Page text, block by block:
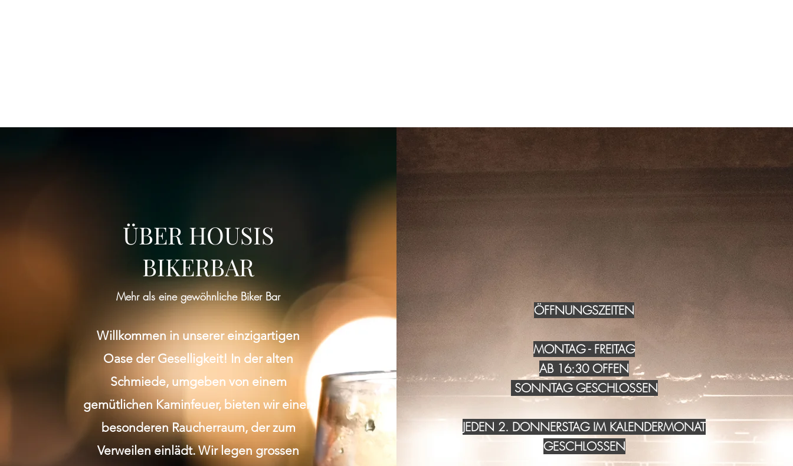
ÜBER HOUSIS
BIKERBAR
Mehr als eine gewöhnliche Biker Bar
Willkommen in unserer einzigartigen
Oase der Geselligkeit! In der alten
Schmiede, umgeben von einem
gemütlichen Kaminfeuer, bieten wir einen
besonderen Raucherraum, der zum
Verweilen einlädt. Wir legen grossen
ÖFFNUNGSZEITEN
MONTAG - FREITAG
AB 16:30 OFFEN
SONNTAG GESCHLOSSEN
JEDEN 2. DONNERSTAG IM KALENDERMONAT
GESCHLOSSEN